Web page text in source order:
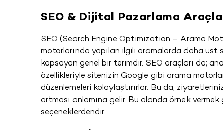
SEO & Dijital Pazarlama
SEO (Search Engine Optimization – Arama
motorlarında yapılan ilgili aramalarda daha üst
kapsayan genel bir terimdir. SEO araçları da;
özellikleriyle sitenizin Google gibi arama
düzenlemeleri kolaylaştırırlar. Bu da,
artması anlamına gelir. Bu alanda örnek
seçeneklerdendir.